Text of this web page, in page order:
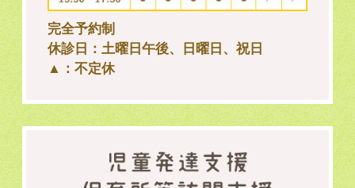
完全予約制
休診日：土曜日午後、日曜日、祝日
▲：不定休